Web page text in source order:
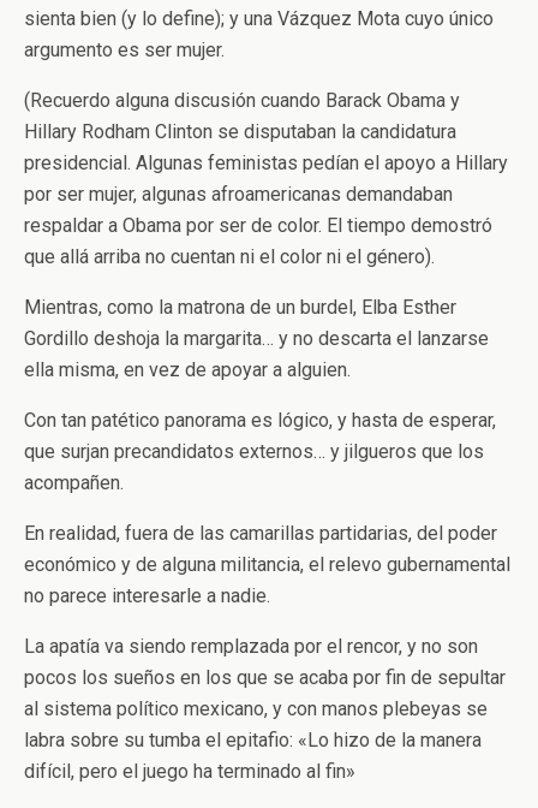
sienta bien (y lo define); y una Vázquez Mota cuyo único
argumento es ser mujer.
(Recuerdo alguna discusión cuando Barack Obama y
Hillary Rodham Clinton se disputaban la candidatura
presidencial. Algunas feministas pedían el apoyo a Hillary
por ser mujer, algunas afroamericanas demandaban
respaldar a Obama por ser de color. El tiempo demostró
que allá arriba no cuentan ni el color ni el género).
Mientras, como la matrona de un burdel, Elba Esther
Gordillo deshoja la margarita… y no descarta el lanzarse
ella misma, en vez de apoyar a alguien.
Con tan patético panorama es lógico, y hasta de esperar,
que surjan precandidatos externos… y jilgueros que los
acompañen.
En realidad, fuera de las camarillas partidarias, del poder
económico y de alguna militancia, el relevo gubernamental
no parece interesarle a nadie.
La apatía va siendo remplazada por el rencor, y no son
pocos los sueños en los que se acaba por fin de sepultar
al sistema político mexicano, y con manos plebeyas se
labra sobre su tumba el epitafio: «Lo hizo de la manera
difícil, pero el juego ha terminado al fin»